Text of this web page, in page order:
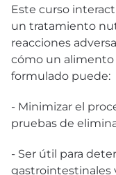
Este curso
un tratamiento
reacciones
cómo un
formulado puede:
- Minimizar el
pruebas de
- Ser útil para
gastrointestinales